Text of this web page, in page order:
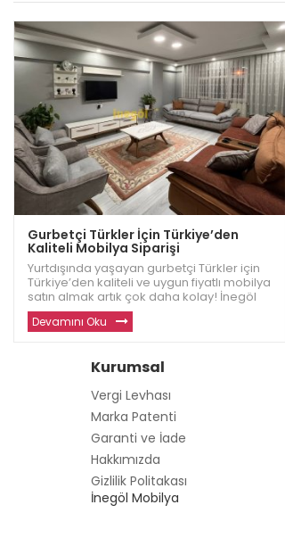
Gurbetçi Türkler İçin Türkiye’den
Kaliteli Mobilya Siparişi
Yurtdışında yaşayan gurbetçi Türkler için
Türkiye’den kaliteli ve uygun fiyatlı mobilya
satın almak artık çok daha kolay! İnegöl
Dizayn, evinizi sıcacık bir yuva haline
getirecek dayanıklı ve modern mobilyalar
Devamını Oku
Kurumsal
Vergi Levhası
Marka Patenti
Garanti ve İade
Hakkımızda
Gizlilik Politakası
İnegöl Mobilya